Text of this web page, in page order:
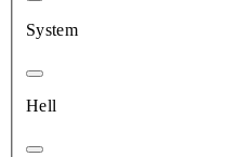
System
Hell